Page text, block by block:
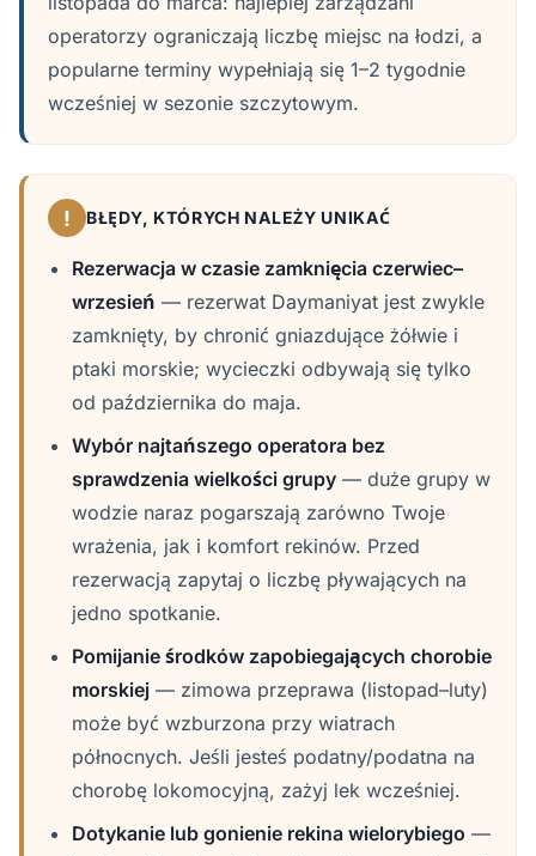
operatorzy ograniczają liczbę miejsc na łodzi, a
popularne terminy wypełniają się 1–2 tygodnie
wcześniej w sezonie szczytowym.
! BŁĘDY, KTÓRYCH NALEŻY UNIKAĆ
Rezerwacja w czasie zamknięcia czerwiec–
wrzesień — rezerwat Daymaniyat jest zwykle
zamknięty, by chronić gniazdujące żółwie i
ptaki morskie; wycieczki odbywają się tylko
od października do maja.
Wybór najtańszego operatora bez
sprawdzenia wielkości grupy — duże grupy w
wodzie naraz pogarszają zarówno Twoje
wrażenia, jak i komfort rekinów. Przed
rezerwacją zapytaj o liczbę pływających na
jedno spotkanie.
Pomijanie środków zapobiegających chorobie
morskiej — zimowa przeprawa (listopad–luty)
może być wzburzona przy wiatrach
północnych. Jeśli jesteś podatny/podatna na
chorobę lokomocyjną, zażyj lek wcześniej.
Dotykanie lub gonienie rekina wielorybiego —